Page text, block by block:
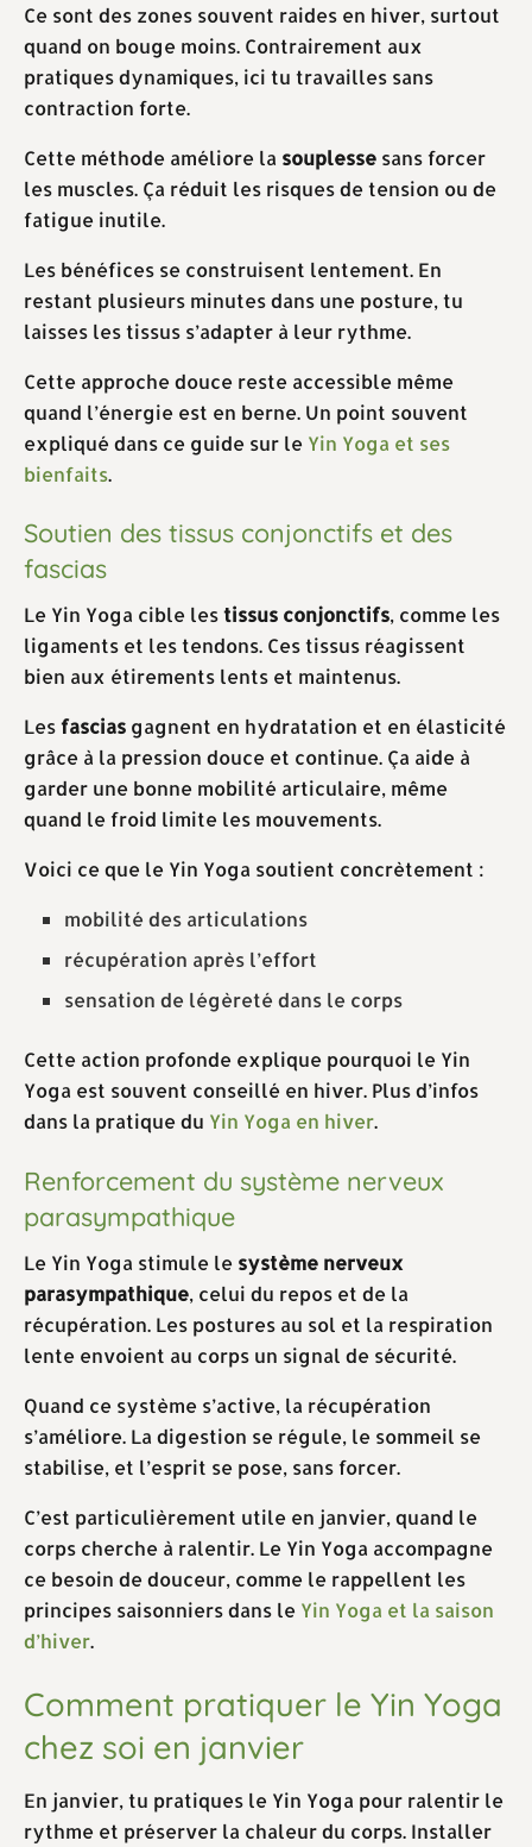
Ce sont des zones souvent raides en hiver, surtout
quand on bouge moins. Contrairement aux
pratiques dynamiques, ici tu travailles sans
contraction forte.
Cette méthode améliore la souplesse sans forcer
les muscles. Ça réduit les risques de tension ou de
fatigue inutile.
Les bénéfices se construisent lentement. En
restant plusieurs minutes dans une posture, tu
laisses les tissus s’adapter à leur rythme.
Cette approche douce reste accessible même
quand l’énergie est en berne. Un point souvent
expliqué dans ce guide sur le Yin Yoga et ses
bienfaits.
Soutien des tissus conjonctifs et des
fascias
Le Yin Yoga cible lestissus conjonctifs, comme les
ligaments et les tendons. Ces tissus réagissent
bien aux étirements lents et maintenus.
Lesfascias gagnent en hydratation et en élasticité
grâce à la pression douce et continue. Ça aide à
garder une bonne mobilité articulaire, même
quand le froid limite les mouvements.
Voici ce que le Yin Yoga soutient concrètement :
mobilité des articulations
récupération après l’effort
sensation de légèreté dans le corps
Cette action profonde explique pourquoi le Yin
Yoga est souvent conseillé en hiver. Plus d’infos
dans la pratique du Yin Yoga en hiver.
Renforcement du système nerveux
parasympathique
Le Yin Yoga stimule le système nerveux
parasympathique, celui du repos et de la
récupération. Les postures au sol et la respiration
lente envoient au corps un signal de sécurité.
Quand ce système s’active, la récupération
s’améliore. La digestion se régule, le sommeil se
stabilise, et l’esprit se pose, sans forcer.
C’est particulièrement utile en janvier, quand le
corps cherche à ralentir. Le Yin Yoga accompagne
ce besoin de douceur, comme le rappellent les
principes saisonniers dans le Yin Yoga et la saison
d’hiver.
Comment pratiquer le Yin Yoga
chez soi en janvier
En janvier, tu pratiques le Yin Yoga pour ralentir le
rythme et préserver la chaleur du corps. Installer